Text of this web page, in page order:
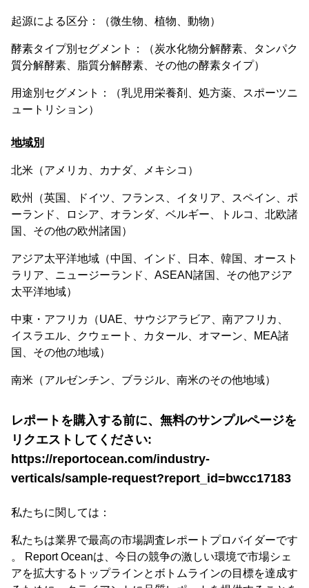
起源による区分：（微生物、植物、動物）
酵素タイプ別セグメント：（炭水化物分解酵素、タンパク
質分解酵素、脂質分解酵素、その他の酵素タイプ）
用途別セグメント：（乳児用栄養剤、処方薬、スポーツニ
ュートリション）
地域別
北米（アメリカ、カナダ、メキシコ）
欧州（英国、ドイツ、フランス、イタリア、スペイン、ポ
ーランド、ロシア、オランダ、ベルギー、トルコ、北欧諸
国、その他の欧州諸国）
アジア太平洋地域（中国、インド、日本、韓国、オースト
ラリア、ニュージーランド、ASEAN諸国、その他アジア
太平洋地域）
中東・アフリカ（UAE、サウジアラビア、南アフリカ、
イスラエル、クウェート、カタール、オマーン、MEA諸
国、その他の地域）
南米（アルゼンチン、ブラジル、南米のその他地域）
レポートを購入する前に、無料のサンプルページを
リクエストしてください:
https://reportocean.com/industry-
verticals/sample-request?report_id=bwcc17183
私たちに関しては：
私たちは業界で最高の市場調査レポートプロバイダーです
。 Report Oceanは、今日の競争の激しい環境で市場シェ
アを拡大するトップラインとボトムラインの目標を達成す